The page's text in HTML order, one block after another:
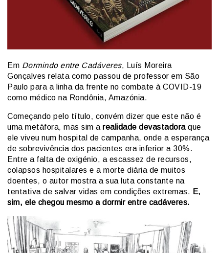
Em Dormindo entre Cadáveres, Luís Moreira
Gonçalves relata como passou de professor em São
Paulo para a linha da frente no combate à COVID-19
como médico na Rondônia, Amazónia.
Começando pelo título, convém dizer que este não é
uma metáfora, mas sim a realidade devastadoraque
ele viveu num hospital de campanha, onde a esperança
de sobrevivência dos pacientes era inferior a 30%.
Entre a falta de oxigénio, a escassez de recursos,
colapsos hospitalares e a morte diária de muitos
doentes, o autor mostra a sua luta constante na
tentativa de salvar vidas em condições extremas. E,
sim, ele chegou mesmo a dormir entre cadáveres.